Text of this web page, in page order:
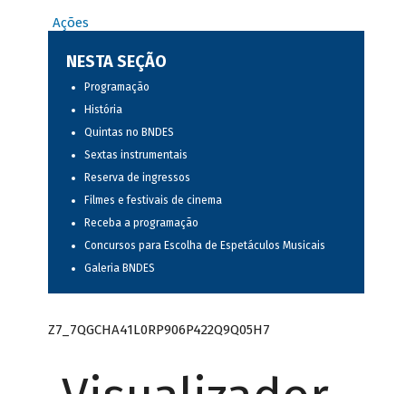
Ações
NESTA SEÇÃO
Programação
História
Quintas no BNDES
Sextas instrumentais
Reserva de ingressos
Filmes e festivais de cinema
Receba a programação
Concursos para Escolha de Espetáculos Musicais
Galeria BNDES
Z7_7QGCHA41L0RP906P422Q9Q05H7